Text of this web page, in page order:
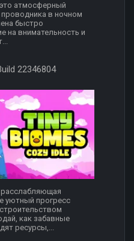
это атмосферный
в ночном
быстро
на внимательность и
22346804
расслабляющая
уютный прогресс
как забавные
ресурсы,...